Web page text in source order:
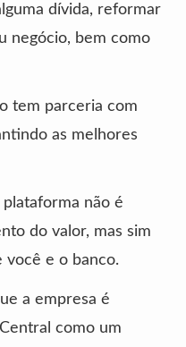
dívida, reformar
negócio, bem como
tem parceria com
as melhores
não é
do valor, mas sim
você e o banco.
a empresa é
como um